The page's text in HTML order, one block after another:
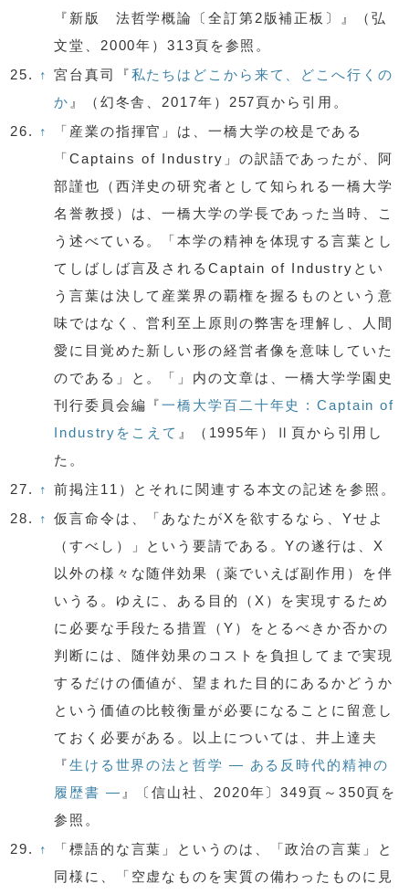
『新版 法哲学概論〔全訂第2版補正板〕』（弘
文堂、2000年）313頁を参照。
25.
↑ 宮台真司『私たちはどこから来て、どこへ行くの
か 』（幻冬舎、2017年）257頁から引用。
26.
↑
「産業の指揮官」は、一橋大学の校是である
「Captains of Industry」の訳語であったが、阿
部謹也（西洋史の研究者として知られる一橋大学
名誉教授）は、一橋大学の学長であった当時、こ
う述べている。「本学の精神を体現する言葉とし
てしばしば言及されるCaptain of Industryとい
う言葉は決して産業界の覇権を握るものという意
味ではなく、営利至上原則の弊害を理解し、人間
愛に目覚めた新しい形の経営者像を意味していた
のである」と。「」内の文章は、一橋大学学園史
刊行委員会編『一橋大学百二十年史 : Captain of
Industryをこえて 』（1995年）Ⅱ頁から引用し
た。
27.
↑ 前掲注11）とそれに関連する本文の記述を参照。
28.
↑ 仮言命令は、「あなたがXを欲するなら、Yせよ
（すべし）」という要請である。Yの遂行は、X
以外の様々な随伴効果（薬でいえば副作用）を伴
いうる。ゆえに、ある目的（X）を実現するため
に必要な手段たる措置（Y）をとるべきか否かの
判断には、随伴効果のコストを負担してまで実現
するだけの価値が、望まれた目的にあるかどうか
という価値の比較衡量が必要になることに留意し
ておく必要がある。以上については、井上達夫
『生ける世界の法と哲学 — ある反時代的精神の
履歴書 — 』〔信山社、2020年〕349頁～350頁を
参照。
29.
↑
「標語的な言葉」というのは、「政治の言葉」と
同様に、「空虚なものを実質の備わったものに見